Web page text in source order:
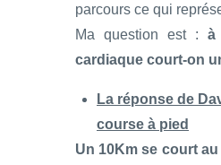
parcours ce qui
Ma question est : à
cardiaque court-on
La réponse de
course à pied
Un 10Km se court